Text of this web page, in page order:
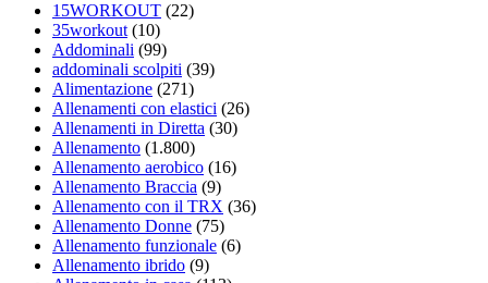
15WORKOUT (22)
35workout (10)
Addominali (99)
addominali scolpiti (39)
Alimentazione (271)
Allenamenti con elastici (26)
Allenamenti in Diretta (30)
Allenamento (1.800)
Allenamento aerobico (16)
Allenamento Braccia (9)
Allenamento con il TRX (36)
Allenamento Donne (75)
Allenamento funzionale (6)
Allenamento ibrido (9)